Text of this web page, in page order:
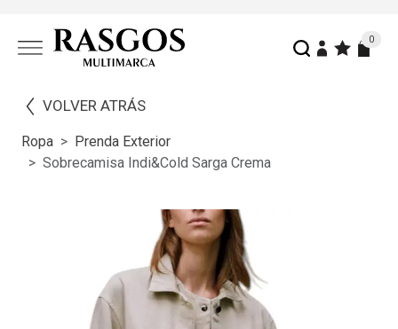
0
VOLVER ATRÁS
Ropa
Prenda Exterior
Sobrecamisa Indi&cold Sarga Crema